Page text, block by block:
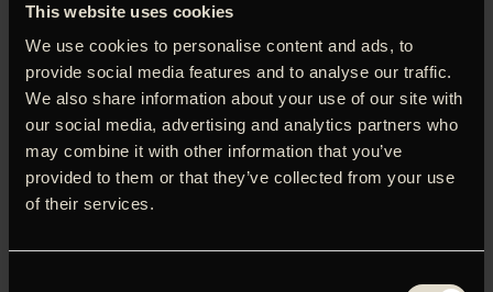
This website uses cookies
We use cookies to personalise content and ads, to
provide social media features and to analyse our traffic.
We also share information about your use of our site with
our social media, advertising and analytics partners who
may combine it with other information that you’ve
provided to them or that they’ve collected from your use
of their services.
Fabian Groys (Florian David Fitz) arbejder som journalist på
et politisk nyhedsmagasin og har en god næse for politiske
forsvarets tvivlsomme håndtering af krigsveteraner, da